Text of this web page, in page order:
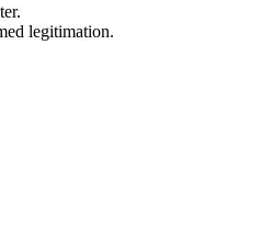
legitimation.